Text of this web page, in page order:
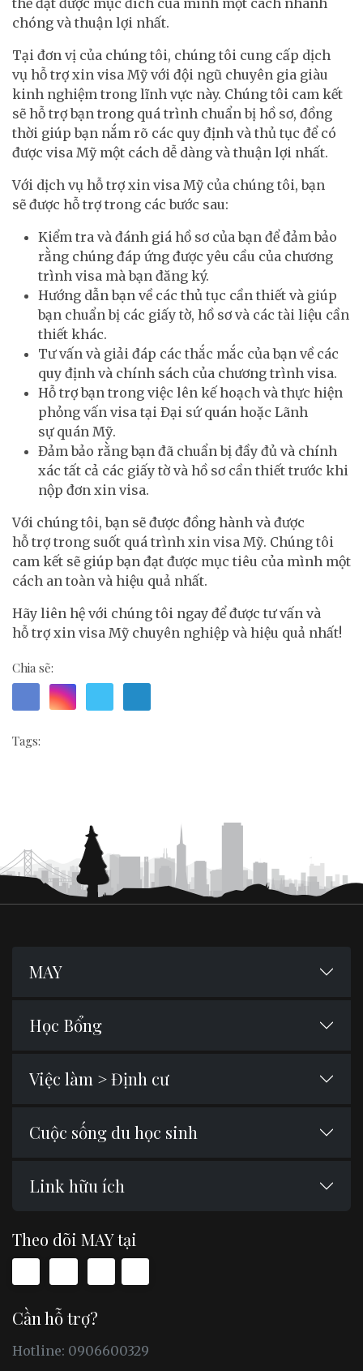
thể đạt được mục đích của mình một cách nhanh
chóng và thuận lợi nhất.
Tại đơn vị của chúng tôi, chúng tôi cung cấp dịch
vụ hỗ trợ xin visa Mỹ với đội ngũ chuyên gia giàu
kinh nghiệm trong lĩnh vực này. Chúng tôi cam kết
sẽ hỗ trợ bạn trong quá trình chuẩn bị hồ sơ, đồng
thời giúp bạn nắm rõ các quy định và thủ tục để có
được visa Mỹ một cách dễ dàng và thuận lợi nhất.
Với dịch vụ hỗ trợ xin visa Mỹ của chúng tôi, bạn
sẽ được hỗ trợ trong các bước sau:
Kiểm tra và đánh giá hồ sơ của bạn để đảm bảo
rằng chúng đáp ứng được yêu cầu của chương
trình visa mà bạn đăng ký.
Hướng dẫn bạn về các thủ tục cần thiết và giúp
bạn chuẩn bị các giấy tờ, hồ sơ và các tài liệu cần
thiết khác.
Tư vấn và giải đáp các thắc mắc của bạn về các
quy định và chính sách của chương trình visa.
Hỗ trợ bạn trong việc lên kế hoạch và thực hiện
phỏng vấn visa tại Đại sứ quán hoặc Lãnh
sự quán Mỹ.
Đảm bảo rằng bạn đã chuẩn bị đầy đủ và chính
xác tất cả các giấy tờ và hồ sơ cần thiết trước khi
nộp đơn xin visa.
Với chúng tôi, bạn sẽ được đồng hành và được
hỗ trợ trong suốt quá trình xin visa Mỹ. Chúng tôi
cam kết sẽ giúp bạn đạt được mục tiêu của mình một
cách an toàn và hiệu quả nhất.
Hãy liên hệ với chúng tôi ngay để được tư vấn và
hỗ trợ xin visa Mỹ chuyên nghiệp và hiệu quả nhất!
Chia sẽ:
Tags:
MAY
Học Bổng
Việc làm > Định cư
Cuộc sống du học sinh
Link hữu ích
Theo dõi MAY tại
Cần hỗ trợ?
Hotline: 0906600329